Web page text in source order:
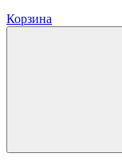
Корзина